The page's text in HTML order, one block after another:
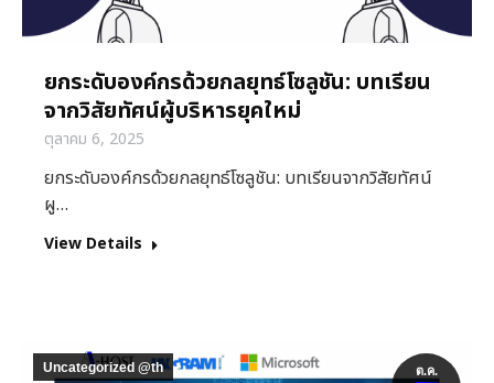
ยกระดับองค์กรด้วยกลยุทธ์โซลูชัน: บทเรียน
จากวิสัยทัศน์ผู้บริหารยุคใหม่
ตุลาคม 6, 2025
ยกระดับองค์กรด้วยกลยุทธ์โซลูชัน: บทเรียนจากวิสัยทัศน์
ผู…
View Details
ต.ค.
Uncategorized @th